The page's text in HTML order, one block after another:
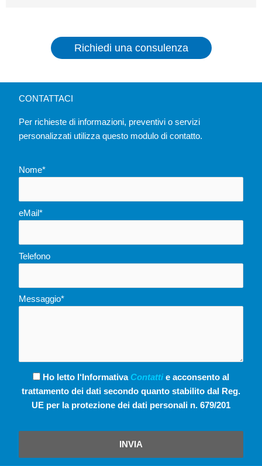
Richiedi una consulenza
CONTATTACI
Per richieste di informazioni, preventivi o servizi
personalizzati utilizza questo modulo di contatto.
Nome*
eMail*
Telefono
Messaggio*
Ho letto l‘Informativa Contattie acconsento al
trattamento dei dati secondo quanto stabilito dal Reg.
UE per la protezione dei dati personali n. 679/201
INVIA